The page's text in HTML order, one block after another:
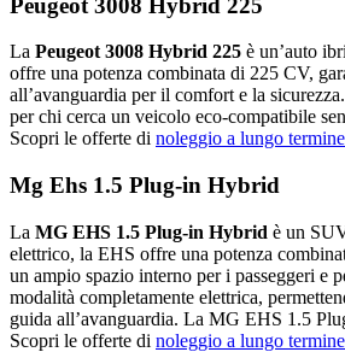
La Peugeot 3008 Hybrid 225 è un’auto
offre una potenza combinata di 225 CV,
all’avanguardia per il comfort e la
per chi cerca un veicolo eco-compatibile
Scopri le offerte di noleggio a lungo
Mg Ehs 1.5 Plug-in Hybrid
La MG EHS 1.5 Plug-in Hybrid è un
elettrico, la EHS offre una potenza
un ampio spazio interno per i passeggeri e
modalità completamente elettrica,
guida all’avanguardia. La MG EHS 1.5
Scopri le offerte di noleggio a lungo